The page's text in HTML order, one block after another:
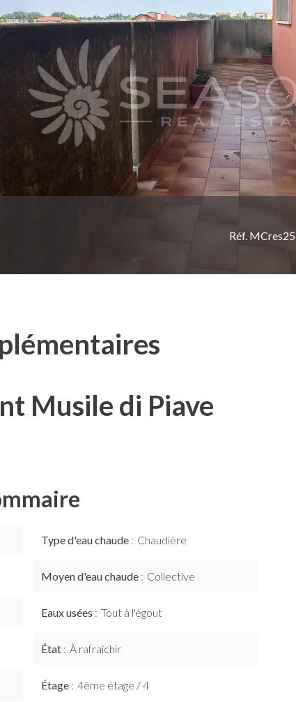
Réf. MCres25
Musile di Piave
Type d'eau chaude Chaudière
Moyen d'eau chaude Collective
Eaux usées Tout à l'égout
État À rafraîchir
Étage 4ème étage / 4